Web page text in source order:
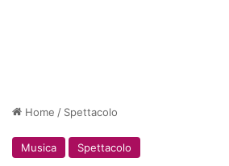
Home / Spettacolo
Musica Spettacolo